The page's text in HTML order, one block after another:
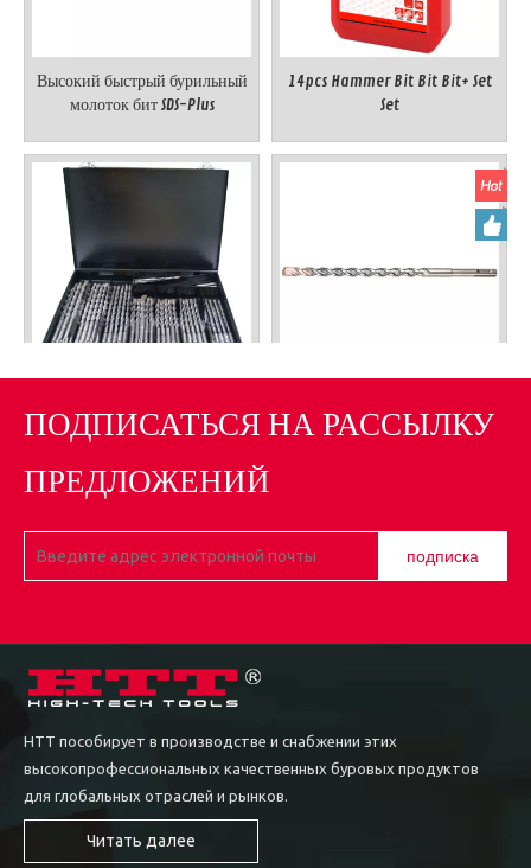
Высокий быстрый бурильный
молоток бит SDS-Plus
14pcs Hammer Bit Bit Bit+ Set
Set
металлической коробке
Plus
ПОДПИСАТЬСЯ НА РАССЫЛКУ
ПРЕДЛОЖЕНИЙ
подписка
HTT пособирует в производстве и снабжении этих
высокопрофессиональных качественных буровых продуктов
для глобальных отраслей и рынков.
Читать далее